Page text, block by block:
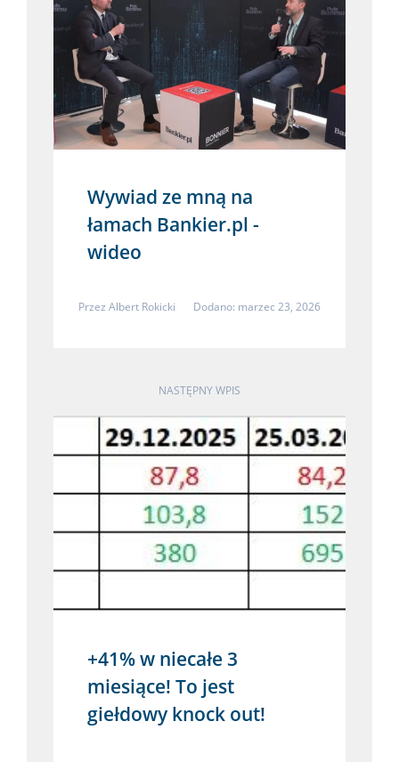
Wywiad ze mną na
łamach Bankier.pl -
wideo
Przez Albert Rokicki Dodano: marzec 23, 2026
NASTĘPNY WPIS
+41% w niecałe 3
miesiące! To jest
giełdowy knock out!